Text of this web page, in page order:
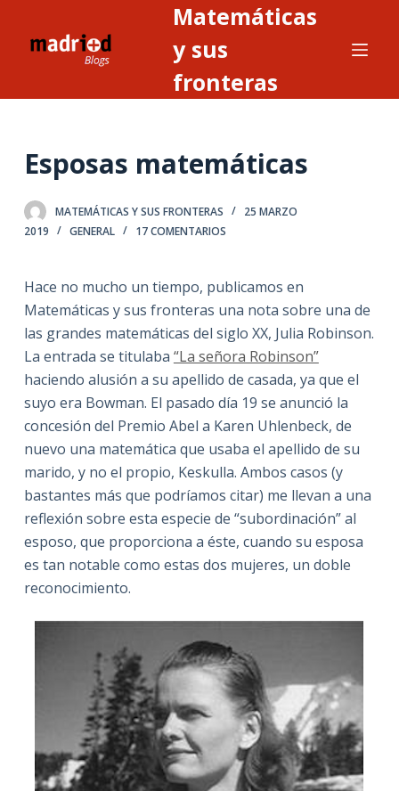
o
e
n
d
o
Matemáticas
y sus
fronteras
Esposas matemáticas
MATEMÁTICAS Y SUS FRONTERAS
25 MARZO
2019
GENERAL 17 COMENTARIOS
Hace no mucho un tiempo, publicamos en
Matemáticas y sus fronteras una nota sobre una de
las grandes matemáticas del siglo XX, Julia Robinson.
La entrada se titulaba “La señora Robinson”
haciendo alusión a su apellido de casada, ya que el
suyo era Bowman. El pasado día 19 se anunció la
concesión del Premio Abel a Karen Uhlenbeck, de
nuevo una matemática que usaba el apellido de su
marido, y no el propio, Keskulla. Ambos casos (y
bastantes más que podríamos citar) me llevan a una
reflexión sobre esta especie de “subordinación” al
esposo, que proporciona a éste, cuando su esposa
es tan notable como estas dos mujeres, un doble
reconocimiento.